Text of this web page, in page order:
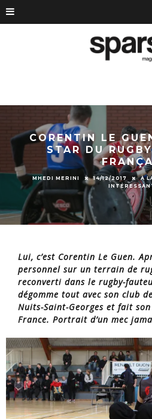
CORENTIN LE
STAR DU
MHEDI MERINI 14/12/2017 À
Lui, c’est Corentin Le Guen.
personnel sur un terrain de
reconverti dans le rugby-
dégomme tout avec son club
Nuits-Saint-Georges et fait
France. Portrait d’un mec